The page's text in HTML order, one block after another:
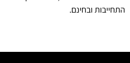
התחייבות ובחינם.